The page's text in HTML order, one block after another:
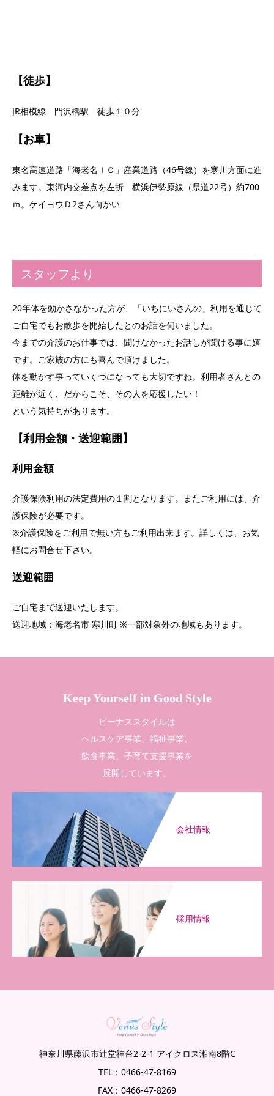
【徒歩】
JR相模線 門沢橋駅 徒歩１０分
【お車】
東名高速道路「海老名ＩＣ」産業道路（46号線）を寒川方面に進
みます。東河内交差点を左折 横浜伊勢原線（県道22号）約700
ｍ。ケイヨウＤ2さん向かい
スタッフより
20年体を動かさなかった方が、「いちにいさんの」利用を通じて
ご自宅でもお散歩を開始したとのお話を伺いました。
今までの介護のお仕事では、聞けなかったお話しが聞ける事に嬉
です。ご家族の方にも喜んで頂けました。
体を動かす事っていくつになっても大切ですね。利用者さんとの
距離が近く、だからこそ、その人を応援したい！
という気持ちがあります。
【利用金額・送迎範囲】
利用金額
介護保険利用の法定費用の１割となります。またご利用には、介
護保険が必要です。
※介護保険をご利用で無い方もご利用出来ます。詳しくは、お気
軽にお問合せ下さい。
送迎範囲
ご自宅まで送迎いたします。
送迎地域：海老名市 寒川町 ※一部対象外の地域もあります。
Keep Yourself in Good Style
ビーナススタイルは
ヘルスケア事業、福祉事業、
飲食事業、子育て支援事業を
展開しています。
会社情報
採用情報
神奈川県藤沢市辻堂神台2-2-1 アイクロス湘南8階C
TEL：0466-47-8169
FAX：0466-47-8269